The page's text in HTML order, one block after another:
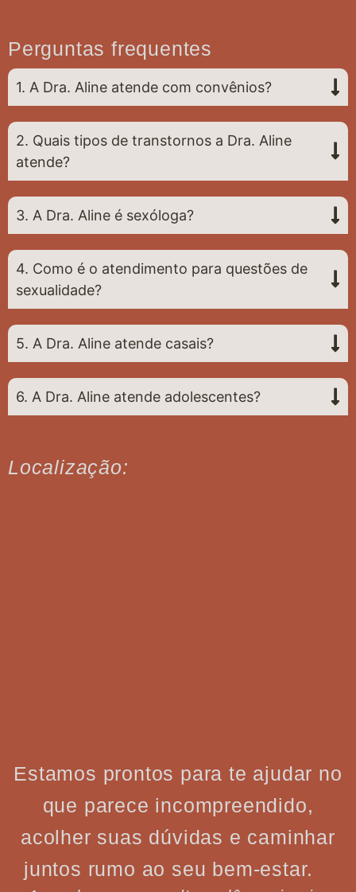
Perguntas frequentes
1. A Dra. Aline atende com convênios?
2. Quais tipos de transtornos a Dra. Aline
atende?
3. A Dra. Aline é sexóloga?
4. Como é o atendimento para questões de
sexualidade?
5. A Dra. Aline atende casais?
6. A Dra. Aline atende adolescentes?
Localização:
Estamos prontos para te ajudar no
que parece incompreendido,
acolher suas dúvidas e caminhar
juntos rumo ao seu bem-estar.